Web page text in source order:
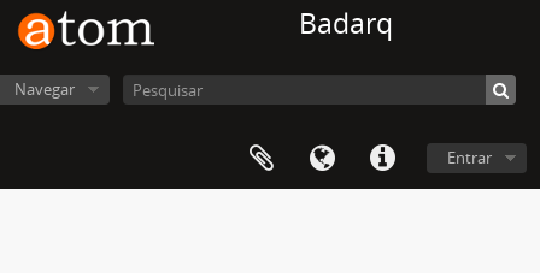
Badarq
Navegar
Entrar